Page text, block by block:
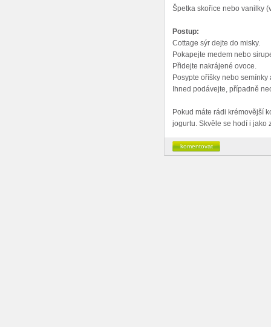
Špetka skořice nebo vanilky
Postup:
Cottage sýr dejte do misky.
Pokapejte medem nebo
Přidejte nakrájené ovoce.
Posypte oříšky nebo
Ihned podávejte, případně
Pokud máte rádi krémovější
jogurtu. Skvěle se hodí i jako
komentovat